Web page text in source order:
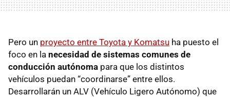
Pero un proyecto entre Toyota y Komatsu ha puesto el
foco en la necesidad de sistemas comunes de
conducción autónoma para que los distintos
vehículos puedan “coordinarse” entre ellos.
Desarrollarán un ALV (Vehículo Ligero Autónomo) que